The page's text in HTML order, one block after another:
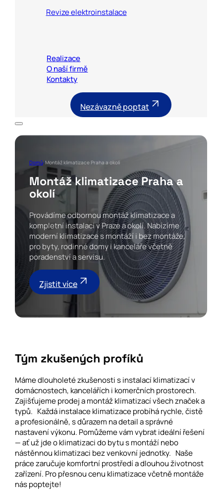
Revize elektroinstalace
Realizace
O naší firmě
Kontakty
Nezávazně poptat
Domů/Montáž klimatizace Praha a okolí
Montáž klimatizace Praha a
okolí
Provádíme odbornou montáž klimatizace a
kompletní instalaci v Praze a okolí. Nabízíme
moderní klimatizace s montáží i bez montáže,
pro byty, rodinné domy i kanceláře včetně
poradenství a servisu.
Zjistit více
Tým zkušených profíků
Máme dlouholeté zkušenosti s instalací klimatizací v
domácnostech, kancelářích i komerčních prostorech.
Zajišťujeme prodej a montáž klimatizací všech značek a
typů. Každá instalace klimatizace probíhá rychle, čistě
a profesionálně, s důrazem na detail a správné
nastavení výkonu. Pomůžeme vám vybrat ideální řešení
— ať už jde o klimatizaci do bytu s montáží nebo
nástěnnou klimatizaci bez venkovní jednotky. Naše
práce zaručuje komfortní prostředí a dlouhou životnost
zařízení. Pro přesnou cenu klimatizace včetně montáže
nás poptejte!